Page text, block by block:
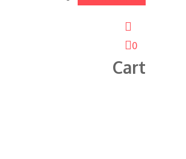
0
Cart